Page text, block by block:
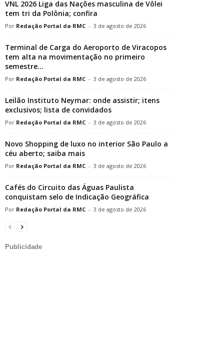
VNL 2026 Liga das Nações masculina de Vôlei
tem tri da Polônia; confira
Redação Portal da RMC - 3 de agosto de 2026
Terminal de Carga do Aeroporto de Viracopos
tem alta na movimentação no primeiro
semestre...
Redação Portal da RMC - 3 de agosto de 2026
Leilão Instituto Neymar: onde assistir; itens
exclusivos; lista de convidados
Redação Portal da RMC - 3 de agosto de 2026
Novo Shopping de luxo no interior São Paulo a
céu aberto; saiba mais
Redação Portal da RMC - 3 de agosto de 2026
Cafés do Circuito das Águas Paulista
conquistam selo de Indicação Geográfica
Redação Portal da RMC - 3 de agosto de 2026
Publicidade